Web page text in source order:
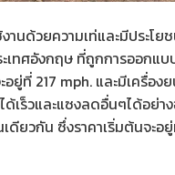
านด้วยความเท่และมีประโ
ทศอังกฤษ ที่ถูกการออกแบ
ยู่ที่ 217 mph. และมีเครื่อง
ด้เร็วและแซงลดอื่นๆได้อย่
ดียวกัน ซึ่งราคาเริ่มต้นจะ